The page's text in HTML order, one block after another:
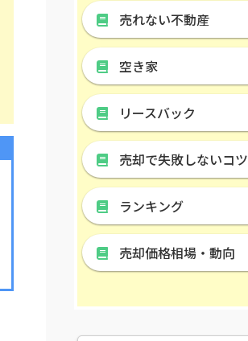
売れない不動産
空き家
リースバック
売却で失敗しないコツ
ランキング
売却価格相場・動向